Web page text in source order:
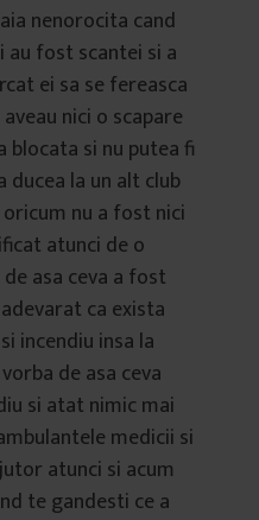
nenorocita cand
fost scantei si a
ei sa se fereasca
nici o scapare
blocata si nu putea fi
ducea la un alt club
nu a fost nici
atunci de o
asa ceva a fost
ca exista
incendiu insa la
de asa ceva
si atat nimic mai
medicii si
atunci si acum
te gandesti ce a